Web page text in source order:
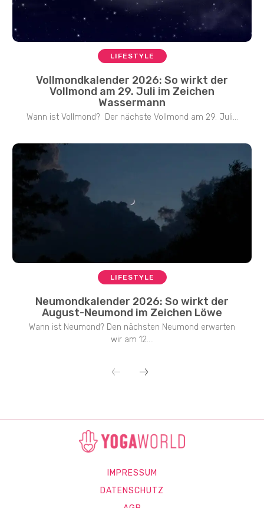
LIFESTYLE
Vollmondkalender 2026: So wirkt der
Vollmond am 29. Juli im Zeichen
Wassermann
Wann ist Vollmond? Der nächste Vollmond am 29. Juli...
LIFESTYLE
Neumondkalender 2026: So wirkt der
August-Neumond im Zeichen Löwe
Wann ist Neumond? Den nächsten Neumond erwarten
wir am 12....
IMPRESSUM
DATENSCHUTZ